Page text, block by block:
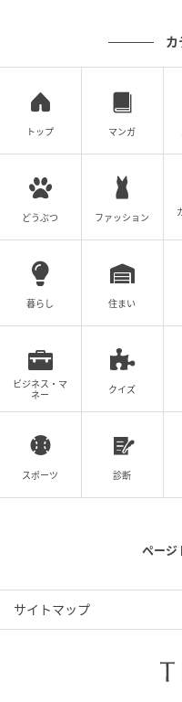
「15e Galette」で
定番のガレット「コンプレ」（
グリュイエールチーズとロース
分が出て、しんなりしてしまうフ
お店「15e Galette（ジ
ンスでガレットに魅せ
店。国内産の有機そば
本場ブルターニュでさ
想のガレットを追求し
の素材で、とっておき
カ
トップ マンガ
どうぶつ ファッション
暮らし 住まい
ビジネス・マ
ネー
クイズ
スポーツ 診断
ページ
サイトマップ